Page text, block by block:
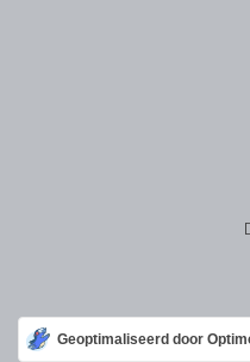
Geoptimaliseerd door